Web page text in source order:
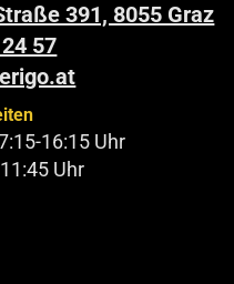
391, 8055 Graz
57
16:15 Uhr
Uhr